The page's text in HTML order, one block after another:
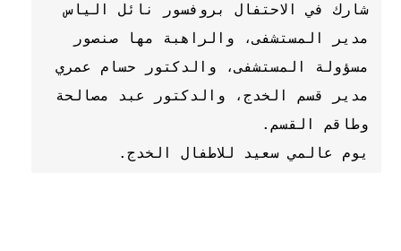
شارك في الاحتفال بروفسور نائل الياس
يوم عالمي سعيد للاطفال الخدج.